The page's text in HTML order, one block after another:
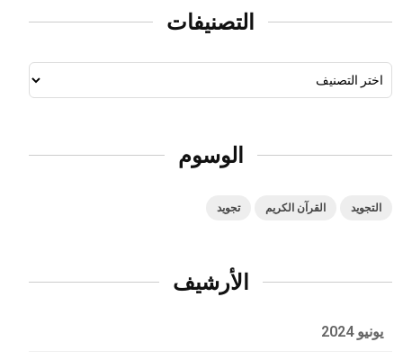
التصنيفات
الوسوم
التجويد القرآن الكريم تجويد
الأرشيف
يونيو 2024